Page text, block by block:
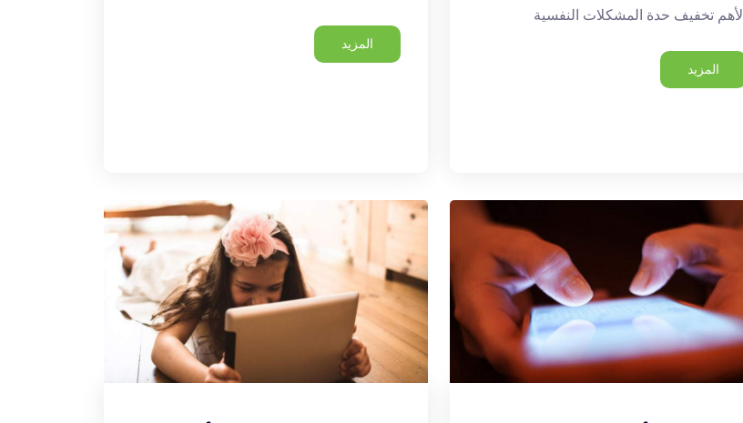
الأهم تخفيف حدة المشكلات النفسية
المزيد
المزيد